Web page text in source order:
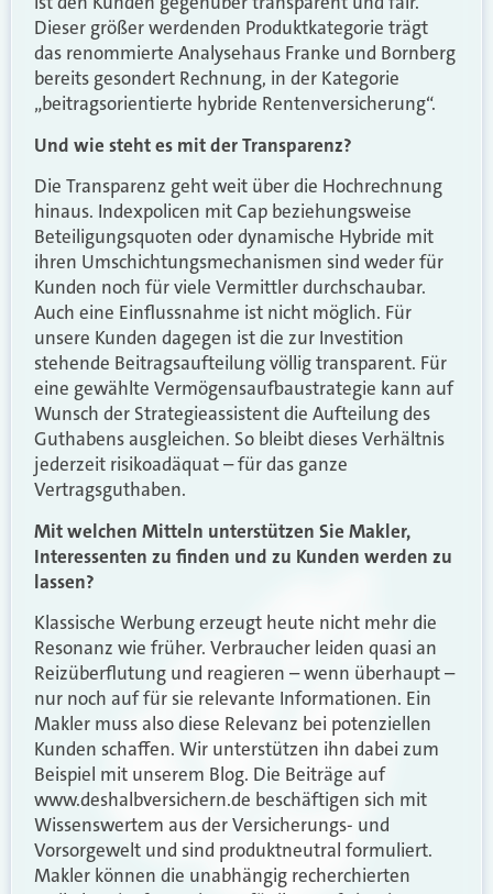
Dieser größer werdenden Produktkategorie trägt
das renommierte Analysehaus Franke und Bornberg
bereits gesondert Rechnung, in der Kategorie
„beitragsorientierte hybride Rentenversicherung“.
Und wie steht es mit der Transparenz?
Die Transparenz geht weit über die Hochrechnung
hinaus. Indexpolicen mit Cap beziehungsweise
Beteiligungsquoten oder dynamische Hybride mit
ihren Umschichtungsmechanismen sind weder für
Kunden noch für viele Vermittler durchschaubar.
Auch eine Einflussnahme ist nicht möglich. Für
unsere Kunden dagegen ist die zur Investition
stehende Beitragsaufteilung völlig transparent. Für
eine gewählte Vermögensaufbaustrategie kann auf
Wunsch der Strategieassistent die Aufteilung des
Guthabens ausgleichen. So bleibt dieses Verhältnis
jederzeit risikoadäquat – für das ganze
Vertragsguthaben.
Mit welchen Mitteln unterstützen Sie Makler,
Interessenten zu finden und zu Kunden werden zu
lassen?
Klassische Werbung erzeugt heute nicht mehr die
Resonanz wie früher. Verbraucher leiden quasi an
Reizüberflutung und reagieren – wenn überhaupt –
nur noch auf für sie relevante Informationen. Ein
Makler muss also diese Relevanz bei potenziellen
Kunden schaffen. Wir unterstützen ihn dabei zum
Beispiel mit unserem Blog. Die Beiträge auf
www.deshalbversichern.de beschäftigen sich mit
Wissenswertem aus der Versicherungs- und
Vorsorgewelt und sind produktneutral formuliert.
Makler können die unabhängig recherchierten